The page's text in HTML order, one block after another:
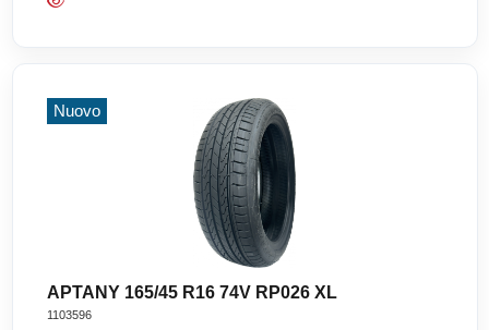
Nuovo
APTANY 165/45 R16 74V RP026 XL
1103596